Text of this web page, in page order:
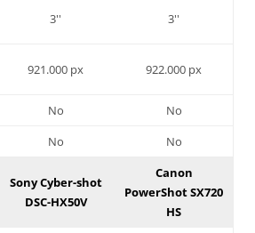
3'' 3''
921.000 px 922.000 px
No
No
No No
Sony Cyber-shot
DSC-HX50V
Canon
PowerShot SX720
HS